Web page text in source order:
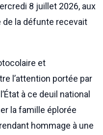
8 juillet 2026, aux
de la défunte recevait
et
l’attention portée par
à ce deuil national
la famille éplorée
hommage à une